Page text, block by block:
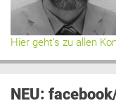
Hier geht’s zu allen
NEU: